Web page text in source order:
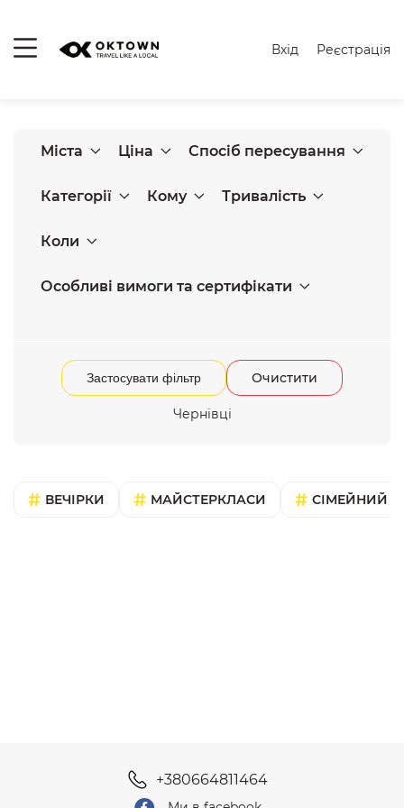
Вхід Реєстрація
Міста Ціна Спосіб пересування
Категорії Кому Тривалість
Коли
Особливі вимоги та сертифікати
Застосувати фільтр Очистити
Чернівці
ВЕЧІРКИ МАЙСТЕРКЛАСИ СІМЕЙНИЙ
+380664811464